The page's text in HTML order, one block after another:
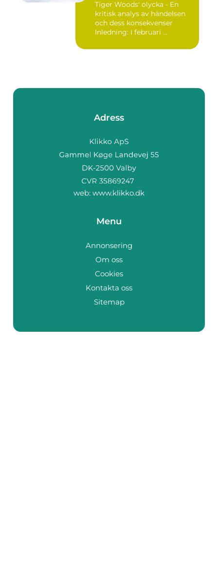
Tiger Woods' olycka - En
kritisk analys av händelsen
och dess konsekvenser
Inledning: I februari ...
Adress
web: www.klikko.dk
Menu
Annonsering
Om oss
Cookies
Kontakta oss
Sitemap